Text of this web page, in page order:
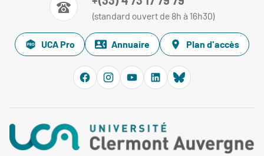
(standard ouvert de 8h à 16h30)
UCA Pro Annuaire Plan d'accès